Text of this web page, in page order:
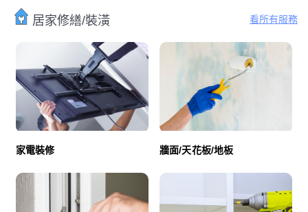
居家修繕/裝潢 看所有服務
家電裝修 牆面/天花板/地板